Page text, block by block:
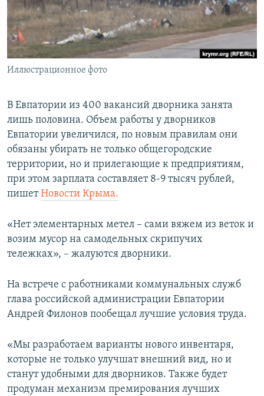
ПОБЕДИТЕЛЕЙ НЕ СУДЯТ?
КРЫМ.НЕПОКОРЕННЫЙ
ELIFBE
УКРАИНСКАЯ ПРОБЛЕМА КРЫМА
ПРИСОЕДИНЯЙТЕСЬ!
Иллюстрационное фото
В Евпатории из 400 вакансий дворника занята
лишь половина. Объем работы у дворников
Евпатории увеличился, по новым правилам они
обязаны убирать не только общегородские
территории, но и прилегающие к предприятиям,
при этом зарплата составляет 8-9 тысяч рублей,
пишетНовости Крыма.
«Нет элементарных метел – сами вяжем из веток и
возим мусор на самодельных скрипучих
тележках», – жалуются дворники.
На встрече с работниками коммунальных служб
глава российской администрации Евпатории
Андрей Филонов пообещал лучшие условия труда.
«Мы разработаем варианты нового инвентаря,
которые не только улучшат внешний вид, но и
станут удобными для дворников. Также будет
продуман механизм премирования лучших